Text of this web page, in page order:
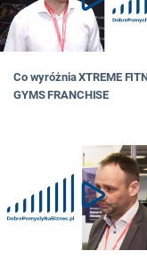
Co wyróżnia XTREME FITNESS
GYMS FRANCHISE